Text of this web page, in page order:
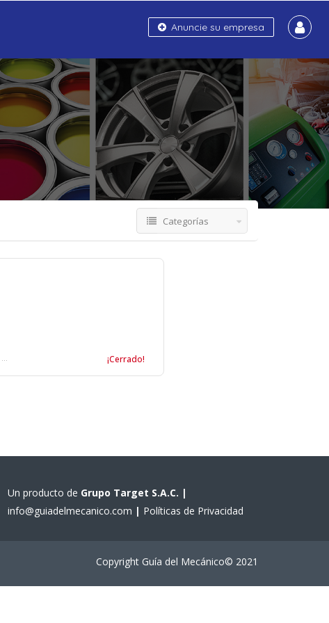
Anuncie su empresa
Categorías
¡Cerrado!
Un producto de Grupo Target S.A.C. |
info@guiadelmecanico.com | Políticas de Privacidad
Copyright Guía del Mecánico© 2021